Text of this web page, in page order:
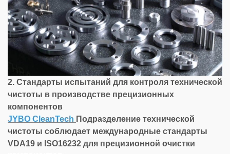
2. Стандарты испытаний для контроля технической
чистоты в производстве прецизионных
компонентов
JYBO CleanTech Подразделение технической
чистоты соблюдает международные стандарты
VDA19 и ISO16232 для прецизионной очистки